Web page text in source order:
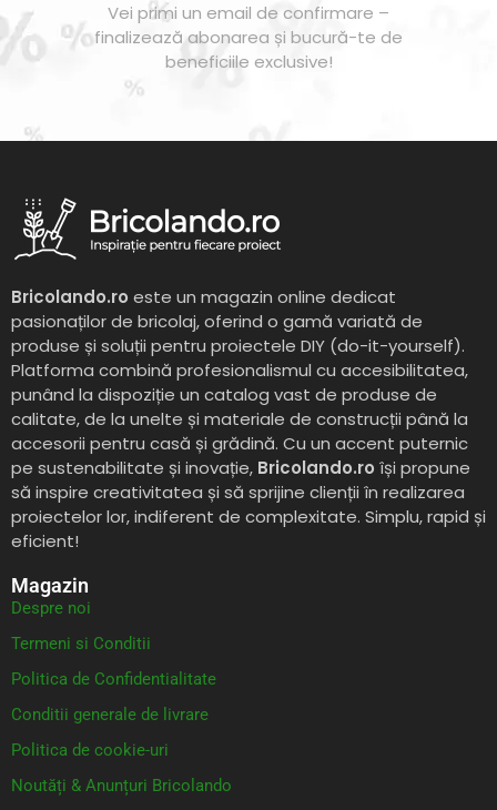
Vei primi un email de confirmare –
finalizează abonarea și bucură-te de
beneficiile exclusive!
Bricolando.ro este un magazin online dedicat
pasionaților de bricolaj, oferind o gamă variată de
produse și soluții pentru proiectele DIY (do-it-yourself).
Platforma combină profesionalismul cu accesibilitatea,
punând la dispoziție un catalog vast de produse de
calitate, de la unelte și materiale de construcții până la
accesorii pentru casă și grădină. Cu un accent puternic
pe sustenabilitate și inovație, Bricolando.ro își propune
să inspire creativitatea și să sprijine clienții în realizarea
proiectelor lor, indiferent de complexitate. Simplu, rapid și
eficient!
Magazin
Despre noi
Termeni si Conditii
Politica de Confidentialitate
Conditii generale de livrare
Politica de cookie-uri
Noutăți & Anunțuri Bricolando